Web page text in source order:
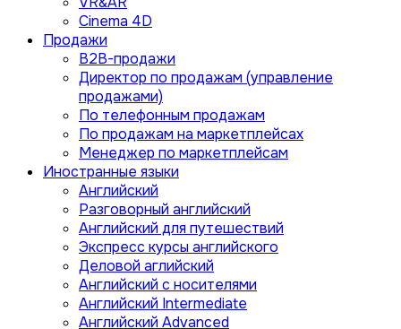
Cinema 4D
Продажи
B2B-продажи
Директор по продажам (управление
продажами)
По телефонным продажам
По продажам на маркетплейсах
Менеджер по маркетплейсам
Иностранные языки
Английский
Разговорный английский
Английский для путешествий
Экспресс курсы английского
Деловой аглийский
Английский с носителями
Английский Intermediate
Английский Advanced